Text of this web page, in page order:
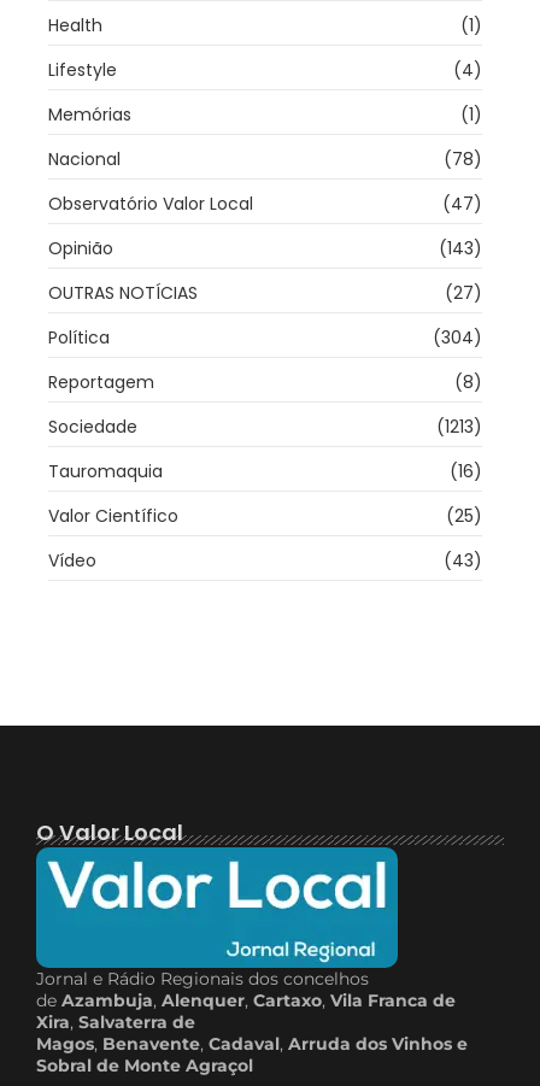
Health
(1)
Lifestyle
(4)
Memórias
(1)
Nacional
(78)
Observatório Valor Local
(47)
Opinião
(143)
OUTRAS NOTÍCIAS
(27)
Política
(304)
Reportagem
(8)
Sociedade
(1213)
Tauromaquia
(16)
Valor Científico
(25)
Vídeo
(43)
O Valor Local
Jornal e Rádio Regionais dos concelhos
de Azambuja, Alenquer, Cartaxo, Vila Franca de
Xira, Salvaterra de
Magos, Benavente, Cadaval, Arruda dos Vinhos e
Sobral de Monte Agraçol